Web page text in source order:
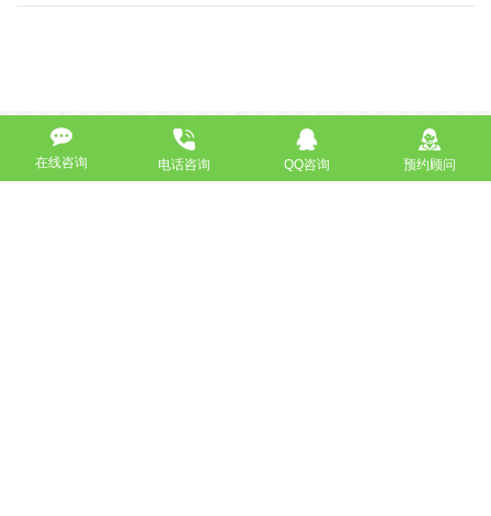
高端网站定制 响应式网站
在线咨询 电话咨询 QQ咨询 预约顾问